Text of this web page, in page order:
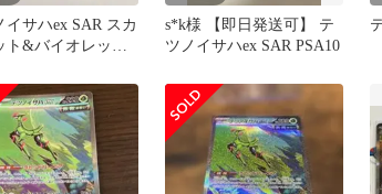
イサハex SAR スカ
ト&バイオレット
s*k様 【即日発送可】 テ
ツノイサハex SAR PSA10